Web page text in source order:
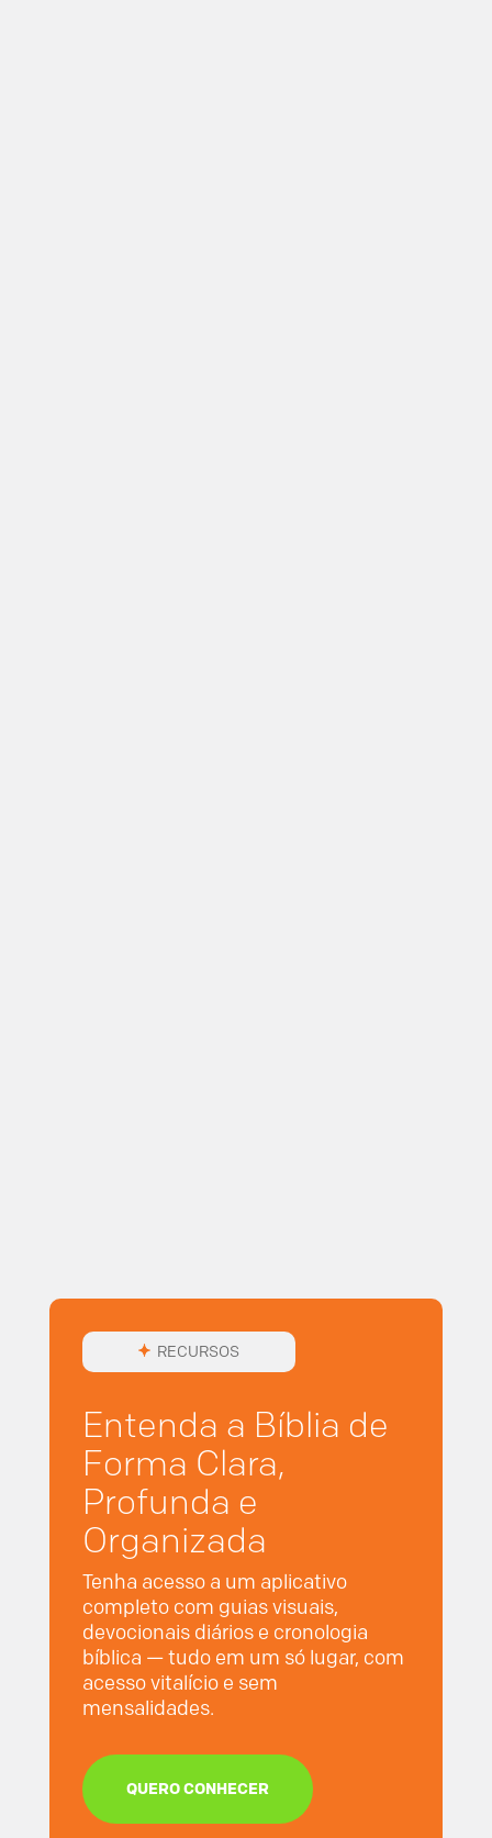
RECURSOS
Entenda a Bíblia de
Forma Clara,
Profunda e
Organizada
Tenha acesso a um aplicativo
completo com guias visuais,
devocionais diários e cronologia
bíblica — tudo em um só lugar, com
acesso vitalício e sem
mensalidades.
QUERO CONHECER